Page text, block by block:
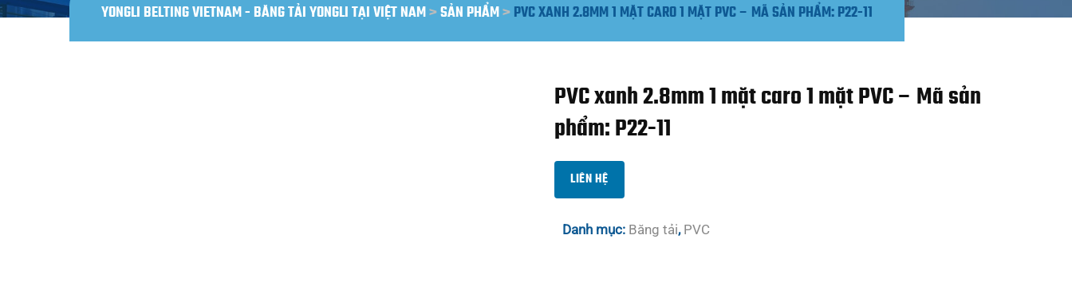
YONGLI BELTING VIETNAM - BĂNG TẢI YONGLI TẠI VIỆT NAM>SẢN PHẨM>PVC XANH 2.8MM 1 MẶT CARO 1 MẶT PVC – MÃ SẢN PHẨM: P22-11
PVC xanh 2.8mm 1 mặt caro 1 mặt PVC – Mã sản
phẩm: P22-11
LIÊN HỆ
Danh mục: Băng tải, PVC